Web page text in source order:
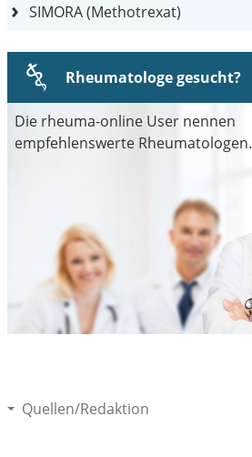
SIMORA (Methotrexat)
Rheumatologe gesucht?
Die rheuma-online User nennen
empfehlenswerte Rheumatologen.
Quellen/Redaktion